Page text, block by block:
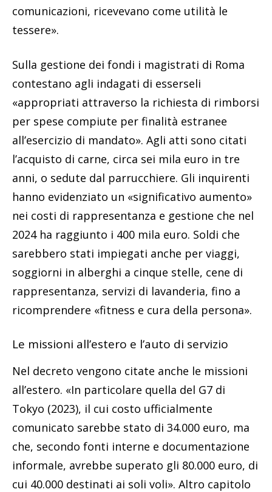
comunicazioni, ricevevano come utilità le
tessere».
Sulla gestione dei fondi i magistrati di Roma
contestano agli indagati di esserseli
«appropriati attraverso la richiesta di rimborsi
per spese compiute per finalità estranee
all’esercizio di mandato». Agli atti sono citati
l’acquisto di carne, circa sei mila euro in tre
anni, o sedute dal parrucchiere. Gli inquirenti
hanno evidenziato un «significativo aumento»
nei costi di rappresentanza e gestione che nel
2024 ha raggiunto i 400 mila euro. Soldi che
sarebbero stati impiegati anche per viaggi,
soggiorni in alberghi a cinque stelle, cene di
rappresentanza, servizi di lavanderia, fino a
ricomprendere «fitness e cura della persona».
Le missioni all’estero e l’auto di servizio
Nel decreto vengono citate anche le missioni
all’estero. «In particolare quella del G7 di
Tokyo (2023), il cui costo ufficialmente
comunicato sarebbe stato di 34.000 euro, ma
che, secondo fonti interne e documentazione
informale, avrebbe superato gli 80.000 euro, di
cui 40.000 destinati ai soli voli». Altro capitolo